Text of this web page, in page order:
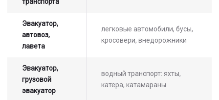
Эвакуатор,
автовоз,
лавета
легковые автомобили, бусы,
кросовери, внедорожники
Эвакуатор,
грузовой
эвакуатор
водный транспорт: яхты,
катера, катамараны